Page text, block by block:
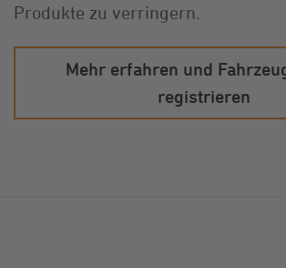
Produkte zu verringern.
Mehr erfahren und
registrieren